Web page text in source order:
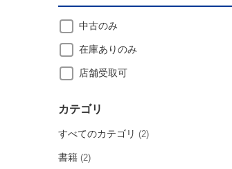
中古のみ
在庫ありのみ
店舗受取可
カテゴリ
すべてのカテゴリ (2)
書籍 (2)